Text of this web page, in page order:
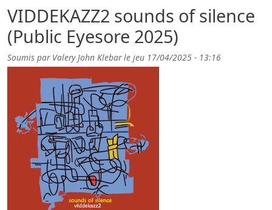
VIDDEKAZZ2 sounds of silence
(Public Eyesore 2025)
Soumis par Valery John Klebar le jeu 17/04/2025 - 13:16